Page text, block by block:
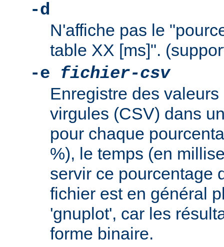
-d
N'affiche pas le
table XX [ms]".
-e fichier-csv
Enregistre des
virgules (CSV) dans
pour chaque
%), le temps (en
servir ce pourcentage
fichier est en général
'gnuplot', car les
forme binaire.